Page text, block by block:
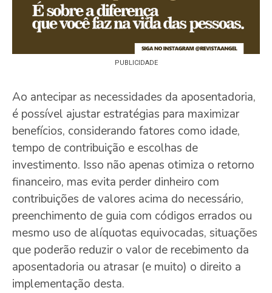
PUBLICIDADE
Ao antecipar as necessidades da aposentadoria,
é possível ajustar estratégias para maximizar
benefícios, considerando fatores como idade,
tempo de contribuição e escolhas de
investimento. Isso não apenas otimiza o retorno
financeiro, mas evita perder dinheiro com
contribuições de valores acima do necessário,
preenchimento de guia com códigos errados ou
mesmo uso de alíquotas equivocadas, situações
que poderão reduzir o valor de recebimento da
aposentadoria ou atrasar (e muito) o direito a
implementação desta.